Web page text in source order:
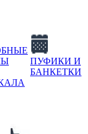
ПУФИКИ И
БАНКЕТКИ